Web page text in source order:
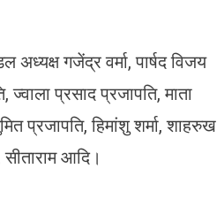
अध्यक्ष गजेंद्र वर्मा, पार्षद विजय
प्रसाद प्रजापति, माता
प्रजापति, हिमांशु शर्मा, शाहरुख
आदि।